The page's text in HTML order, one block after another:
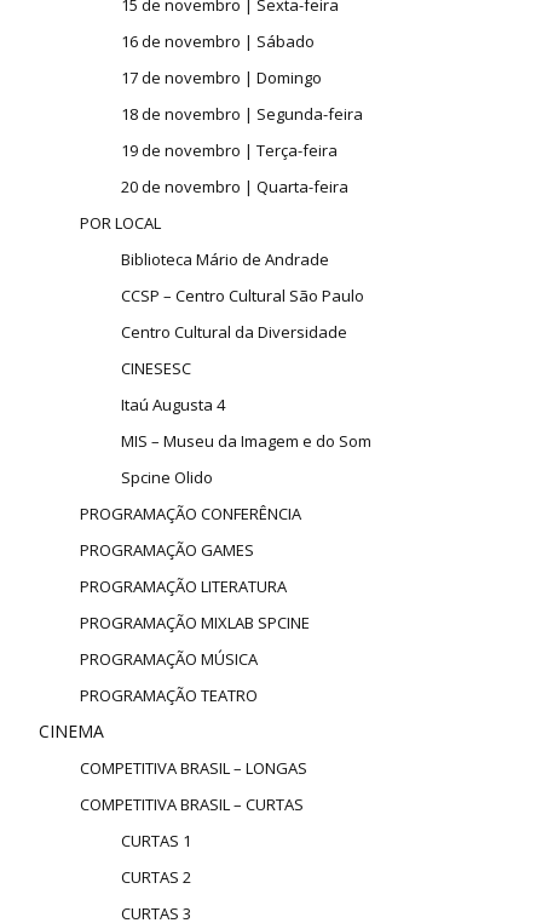
15 de novembro | Sexta-feira
16 de novembro | Sábado
17 de novembro | Domingo
18 de novembro | Segunda-feira
19 de novembro | Terça-feira
20 de novembro | Quarta-feira
POR LOCAL
Biblioteca Mário de Andrade
CCSP – Centro Cultural São Paulo
Centro Cultural da Diversidade
CINESESC
Itaú Augusta 4
MIS – Museu da Imagem e do Som
Spcine Olido
PROGRAMAÇÃO CONFERÊNCIA
PROGRAMAÇÃO GAMES
PROGRAMAÇÃO LITERATURA
PROGRAMAÇÃO MIXLAB SPCINE
PROGRAMAÇÃO MÚSICA
PROGRAMAÇÃO TEATRO
CINEMA
COMPETITIVA BRASIL – LONGAS
COMPETITIVA BRASIL – CURTAS
CURTAS 1
CURTAS 2
CURTAS 3